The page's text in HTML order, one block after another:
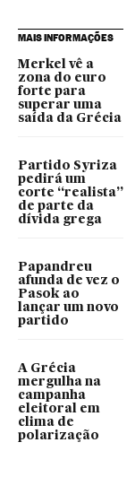
MAIS INFORMAÇÕES
Merkel vê a
zona do euro
forte para
superar uma
saída da Grécia
Partido Syriza
pedirá um
corte “realista”
de parte da
dívida grega
Papandreu
afunda de vez o
Pasok ao
lançar um novo
partido
A Grécia
mergulha na
campanha
eleitoral em
clima de
polarização